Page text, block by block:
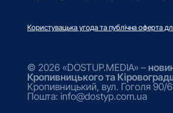
Користувацька угода та публічна оферта
© 2026 «DOSTUP.MEDIA» –
Кропивницького та
Кропивницький, вул. Гоголя 90/
Пошта: info@dostyp.com.ua